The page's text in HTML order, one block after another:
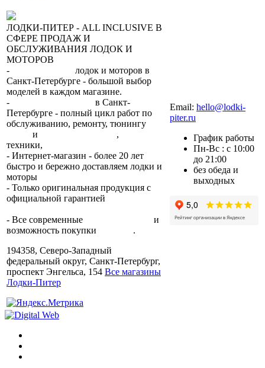
ЛОДКИ-ПИТЕР - ALL INCLUSIVE В
СФЕРЕ ПРОДАЖ И
ОБСЛУЖИВАНИЯ ЛОДОК И
МОТОРОВ
-
лодок и моторов в
Санкт-Петербурге - большой выбор
моделей в каждом магазине.
-
в Санкт-
Петербурге - полный цикл работ по
обслуживанию, ремонту, тюнингу
и ,
техники,
- Интернет-магазин - более 20 лет
быстро и бережно доставляем лодки и
моторы
- Только оригинальная продукция с
официальной гарантией
- Все современные
и
возможность покупки
.
194358, Северо-Западный
федеральный округ, Санкт-Петербург,
проспект Энгельса, 154 Все магазины
Лодки-Питер
Email: hello@lodki-
piter.ru
График работы
Пн-Вс : с 10:00
до 21:00
без обеда и
выходных